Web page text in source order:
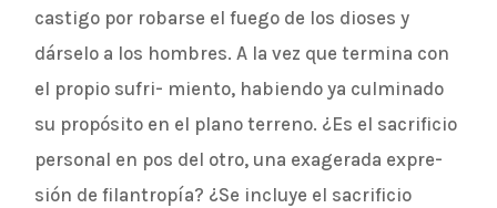
castigo por robarse el fuego de los dioses y
dárselo a los hombres. A la vez que termina con
el propio sufri- miento, habiendo ya culminado
su propósito en el plano terreno. ¿Es el sacrificio
personal en pos del otro, una exagerada expre-
sión de filantropía? ¿Se incluye el sacrificio